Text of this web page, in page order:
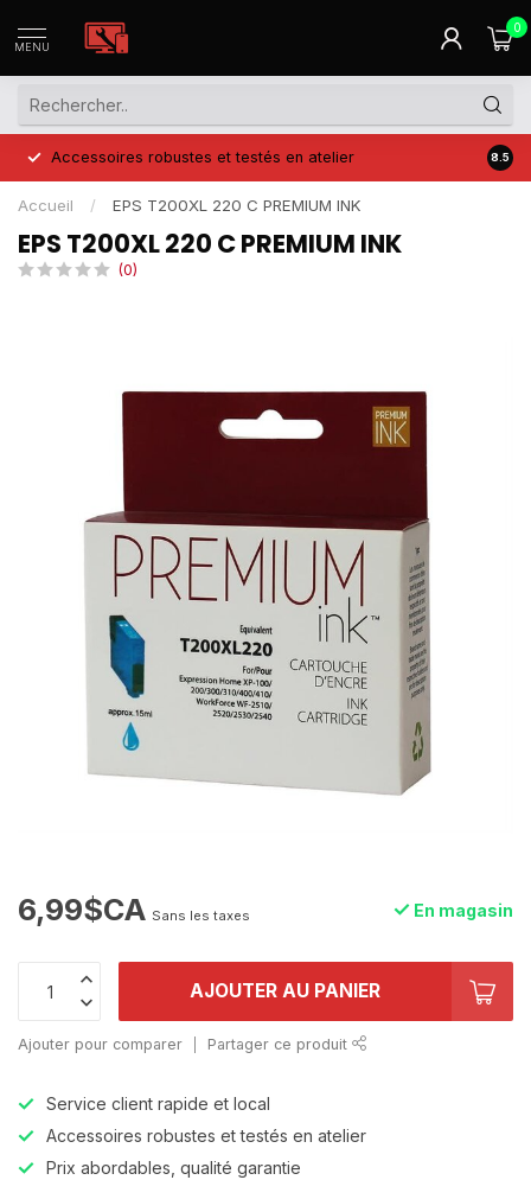
MENU
0
Accessoires robustes et testés en atelier Prix
8.5
Accueil / EPS T200XL 220 C PREMIUM INK
EPS T200XL 220 C PREMIUM INK
(0)
6,99$CA Sans les taxes En magasin
AJOUTER AU PANIER
Ajouter pour comparer Partager ce produit
Service client rapide et local
Accessoires robustes et testés en atelier
Prix abordables, qualité garantie